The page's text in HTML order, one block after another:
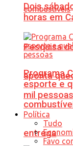
Pesquisa
aponta
entrega
Dois
horas em
Programa
esporte e
mil pessoas
Política
Tudo
Favo